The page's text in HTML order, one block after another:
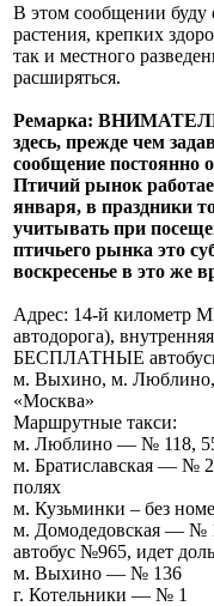
В этом сообщении буду
растения, крепких
так и местного
расширяться.
Ремарка:
здесь, прежде чем
сообщение постоянно
Птичий рынок
января, в праздники
учитывать при
птичьего рынка это
воскресенье в это же
Адрес: 14-й километр
автодорога),
БЕСПЛАТНЫЕ
м. Выхино, м.
«Москва»
Маршрутные такси:
м. Люблино — № 118,
м. Братиславская — №
полях
м. Кузьминки – без
м. Домодедовская — №
автобус №965, идет
м. Выхино — № 136
г. Котельники — № 1